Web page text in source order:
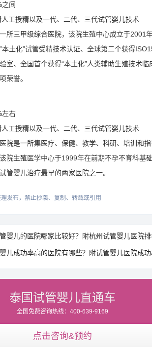
间
工授精以及一代、二代、三代试管婴儿技术
所三甲级综合医院，该院生殖中心成立于2001
本土化”试管受精技术认证、全球第二个获得
室、全国首个获得“本土化”人类辅助生殖技术临
荣誉。
左右
工授精以及一代、二代、三代试管婴儿技术
院是一所集医疗、保健、教学、科研、培训和
院生殖医学中心于1999年在前期不孕不育科基
管婴儿治疗最早的两家医院之一。
发布，禁止抄袭、复制、转载或引用
婴儿的医院哪家比较好？附杭州试管婴儿医院
儿成功率高的医院有哪些？附试管婴儿医院成
泰国试管婴儿直通车
全国免费咨询热线：400-639-9169
点击咨询&预约